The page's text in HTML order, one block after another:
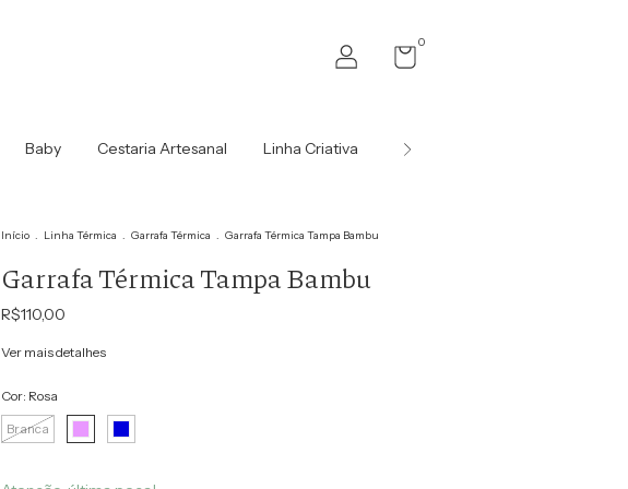
0
Baby Cestaria Artesanal Linha Criativa Para Presentear
Início . Linha Térmica . Garrafa Térmica . Garrafa Térmica Tampa Bambu
Garrafa Térmica Tampa Bambu
R$110,00
Ver mais detalhes
Cor: Rosa
Branca